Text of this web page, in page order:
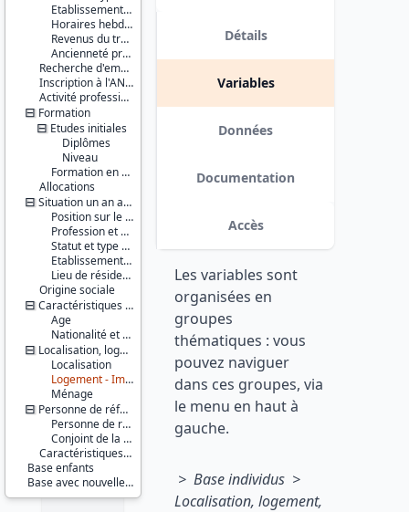
Etablissement employeur
Horaires hebdomadaires
Revenus du travail
Ancienneté professionnelle
Recherche d'emploi
Inscription à l'ANPE
Activité professionnelle antérieure
Formation
Etudes initiales
Diplômes
Niveau
Formation en cours
Allocations
Situation un an auparavant
Position sur le marché du travail
Profession et employeur principaux
Statut et type de contrat
Etablissement employeur
Lieu de résidence
Origine sociale
Caractéristiques personnelles
Age
Nationalité et pays de naissance
Localisation, logement, ménage
Localisation
Logement - Immeuble
Ménage
Personne de référence du ménage et conjoint de la personne de référence
Personne de référence du ménage
Conjoint de la personne de référence du ménage
Caractéristiques d'enquête
Base enfants
Base avec nouvelle pondération
0026
Thème :
Travail et
emploi
Série :
Enquête
Emploi /
Enquête
Emploi en
continu
(EE / EEC)
Couverture
géographique :
France
métropolitaine
Producteur :
INSEE
Diffuseur :
Progedo-
Adisp
Détails
Variables
Données
Documentation
Accès
Les variables sont
organisées en
groupes
thématiques : vous
pouvez naviguer
dans ces groupes, via
le menu en haut à
gauche.
> Base individus >
Localisation, logement,